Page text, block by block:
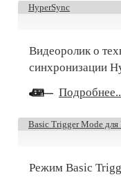
HyperSync
Видеоролик о
синхронизации
Basic Trigger Mode
Режим Basic